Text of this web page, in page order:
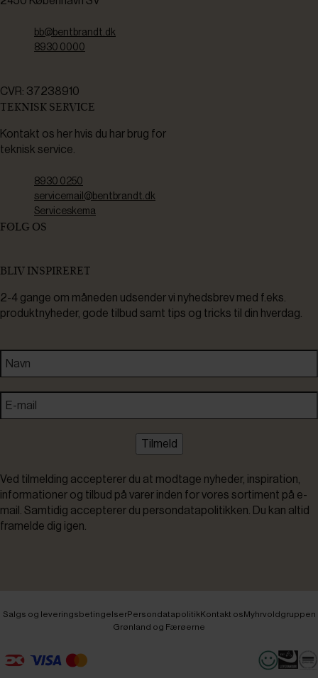
bb@bentbrandt.dk
8930 0000
CVR: 37238910
TEKNISK SERVICE
Kontakt os her hvis du har brug for
teknisk service.
8930 0250
servicemail@bentbrandt.dk
Serviceskema
FØLG OS
BLIV INSPIRERET
2-4 gange om måneden udsender vi nyhedsbrev med f.eks.
produktnyheder, gode tilbud samt tips og tricks til din hverdag.
Tilmeld
Ved tilmelding accepterer du at modtage nyheder, inspiration,
informationer og tilbud på varer inden for vores sortiment på e-
mail. Samtidig accepterer du persondatapolitikken. Du kan altid
framelde dig igen.
Salgs og leveringsbetingelserPersondatapolitikKontakt osMyhrvoldgruppen
Grønland og Færøerne